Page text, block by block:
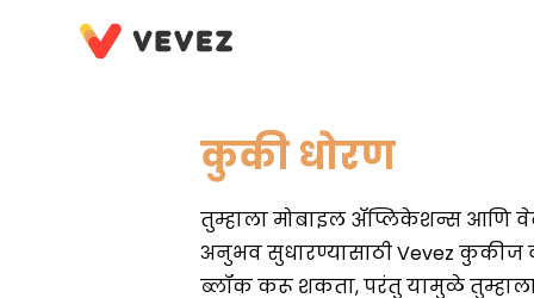
कुकी धोरण